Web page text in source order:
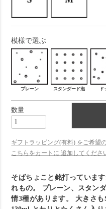
模様で選ぶ
プレーン スタンダード泡 ド
ギフトラッピング(有料) をご希望
こちらをカートに 追加してくださ
そばちょこと銘打っていま
れもの。
プレーン、スタン
情3種があります。
大きさも